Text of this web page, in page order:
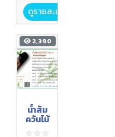
ดูรายละเอียด
2,390
น้ำส้ม
ควันไม้